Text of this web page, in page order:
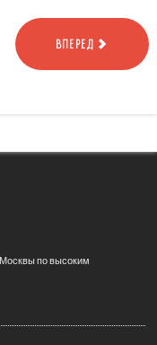
ВПЕРЕД
по высоким